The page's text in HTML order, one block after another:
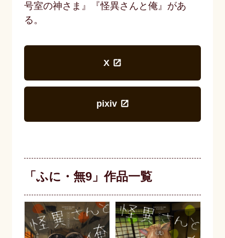
号室の神さま』『怪異さんと俺』があ
る。
X
pixiv
「ふに・無9」作品一覧